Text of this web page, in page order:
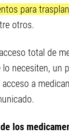
para
otros.
total de
necesiten, un
a
los